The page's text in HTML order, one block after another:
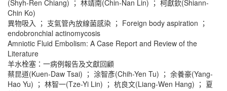
(Shyh-Ren Chiang) ； 林靖南(Chin-Nan Lin) ； 柯獻欽(Shiann-
Chin Ko)
異物吸入 ； 支氣管內放線菌感染 ； Foreign body aspiration ；
endobronchial actinomycosis
Amniotic Fluid Embolism: A Case Report and Review of the
Literature
羊水栓塞：一病例報告及文獻回顧
蔡昆道(Kuen-Daw Tsai) ； 涂智彥(Chih-Yen Tu) ； 余養豪(Yang-
Hao Yu) ； 林智一(Tze-Yi Lin) ； 杭良文(Liang-Wen Hang) ； 夏